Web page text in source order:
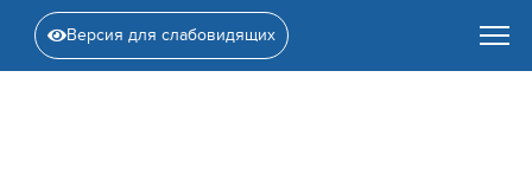
Версия для слабовидящих